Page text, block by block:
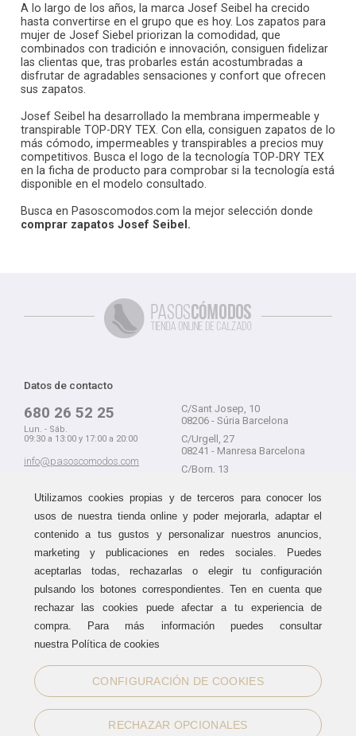
A lo largo de los años, la marca Josef Seibel ha crecido
hasta convertirse en el grupo que es hoy. Los zapatos para
mujer de Josef Siebel priorizan la comodidad, que
combinados con tradición e innovación, consiguen fidelizar
las clientas que, tras probarles están acostumbradas a
disfrutar de agradables sensaciones y confort que ofrecen
sus zapatos.
Josef Seibel ha desarrollado la membrana impermeable y
transpirable TOP-DRY TEX. Con ella, consiguen zapatos de lo
más cómodo, impermeables y transpirables a precios muy
competitivos. Busca el logo de la tecnología TOP-DRY TEX
en la ficha de producto para comprobar si la tecnología está
disponible en el modelo consultado.
Busca en Pasoscomodos.com la mejor selección donde
comprar zapatos Josef Seibel.
Datos de contacto
680 26 52 25
Lun. - Sáb.
09:30 a 13:00 y 17:00 a 20:00
info@pasoscomodos.com
C/Sant Josep, 10
08206 - Súria Barcelona
C/Urgell, 27
08241 - Manresa Barcelona
C/Born, 13
Guía de compra
Métodos de envío
Área de clientes
Devolución sin problemas
Haz tus compras sin miedo a
equivocarte:
aceptamos devolucionesdurante
15 días.
Sellos de confianza
Utilizamos cookies propias y de terceros para conocer los
usos de nuestra tienda online y poder mejorarla, adaptar el
contenido a tus gustos y personalizar nuestros anuncios,
marketing y publicaciones en redes sociales. Puedes
aceptarlas todas, rechazarlas o elegir tu configuración
pulsando los botones correspondientes. Ten en cuenta que
rechazar las cookies puede afectar a tu experiencia de
compra. Para más información puedes consultar
nuestra Política de cookies
CONFIGURACIÓN DE COOKIES
RECHAZAR OPCIONALES